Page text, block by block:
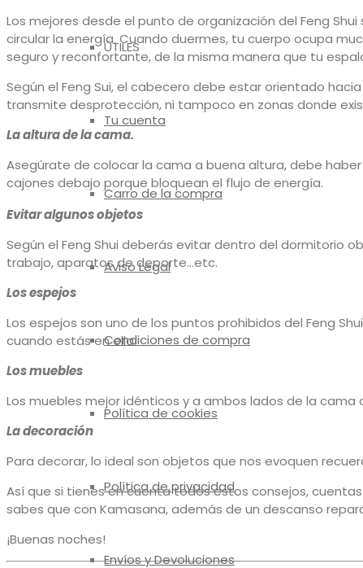
ÚTILES
Tu cuenta
Carro de la compra
Aviso Legal
Condiciones de compra
Política de cookies
Política de privacidad
Envíos y Devoluciones
Los mejores desde el punto de organización del Feng
circular la energía. Cuando duermes, tu cuerpo ocupa
seguro y reconfortante, de la misma manera que tu
Según el Feng Sui, el cabecero debe estar orientado
transmite desprotección, ni tampoco en zonas donde
La altura de la cama.
Asegúrate de colocar la cama a buena altura, debe
cajones debajo porque bloquean el flujo de energía.
Evitar algunos objetos
Según el Feng Shui deberás evitar dentro del dormitorio
trabajo, aparatos de deporte…etc.
Los espejos
Los espejos son uno de los puntos prohibidos del Feng
cuando estás en ella.
Los muebles
Los muebles mejor idénticos y a ambos lados de la
La decoración
Para decorar, lo ideal son objetos que nos evoquen
Así que si tienes en cuenta todos estos consejos,
sabes que con Kamasana, además de un descanso
¡Buenas noches!